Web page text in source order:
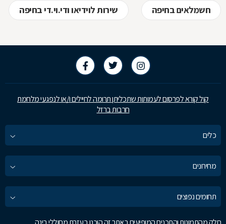
חשמלאים בחיפה שירות לוידיאו ודי.וי.די בחיפה
קול קורא לפרסום לעמותות שתכליתן תרומה לחיילים ו/או לנפגעי מלחמת
חרבות ברזל
כלים
מחירונים
תחומים נפוצים